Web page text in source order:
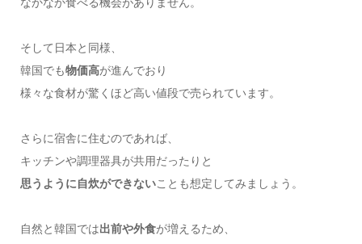
そして日本と同様、
韓国でも物価高が進んでおり
様々な食材が驚くほど高い値段で売られています。
さらに宿舎に住むのであれば、
キッチンや調理器具が共用だったりと
思うように自炊ができないことも想定してみましょう。
自然と韓国では出前や外食が増えるため、